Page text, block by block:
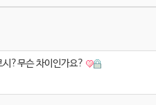
?무슨 차이인가요?